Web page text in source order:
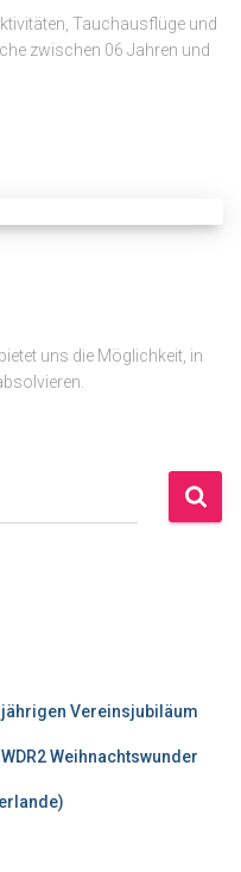
Tauchausflüge und
zwischen 06 Jahren und
uns die Möglichkeit, in
Vereinsjubiläum
Weihnachtswunder